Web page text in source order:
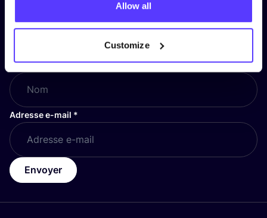
Allow all
Customize
Inscrivez-vous à notre lettre
d’information et restez informé !
Nom*
Adresse e-mail *
Envoyer